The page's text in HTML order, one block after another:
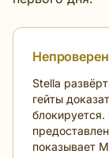
Stella
гейты
показывает